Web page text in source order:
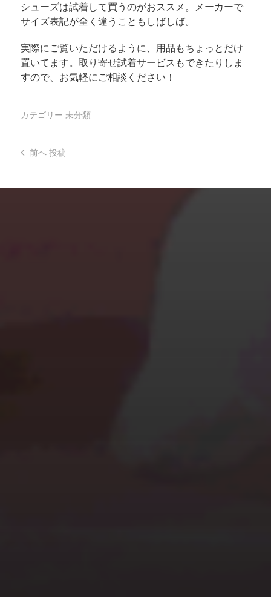
シューズは試着して買うのがおススメ。メーカーで
サイズ表記が全く違うこともしばしば。
実際にご覧いただけるように、用品もちょっとだけ
置いてます。取り寄せ試着サービスもできたりしま
すので、お気軽にご相談ください！
カテゴリー 未分類
前へ投稿